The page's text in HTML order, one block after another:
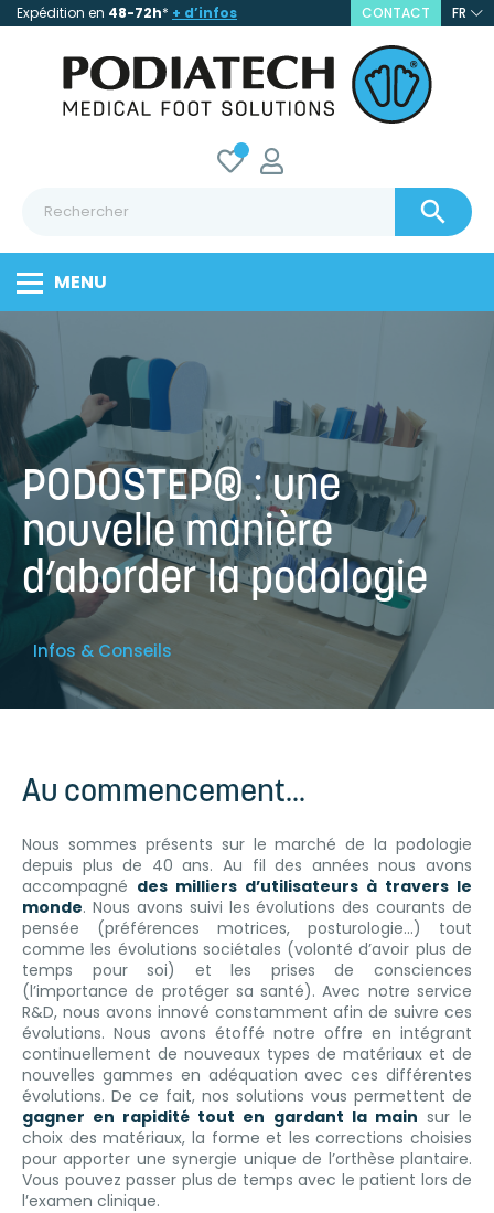
Expédition en 48-72h* + d’infos CONTACT FR

MENU
PODOSTEP® : une
nouvelle manière
d’aborder la podologie
Infos & Conseils
Au commencement...
Nous sommes présents sur le marché de la podologie
depuis plus de 40 ans. Au fil des années nous avons
accompagné des milliers d’utilisateurs à travers le
monde. Nous avons suivi les évolutions des courants de
pensée (préférences motrices, posturologie...) tout
comme les évolutions sociétales (volonté d’avoir plus de
temps pour soi) et les prises de consciences
(l’importance de protéger sa santé). Avec notre service
R&D, nous avons innové constamment afin de suivre ces
évolutions. Nous avons étoffé notre offre en intégrant
continuellement de nouveaux types de matériaux et de
nouvelles gammes en adéquation avec ces différentes
évolutions. De ce fait, nos solutions vous permettent de
gagner en rapidité tout en gardant la main sur le
choix des matériaux, la forme et les corrections choisies
pour apporter une synergie unique de l’orthèse plantaire.
Vous pouvez passer plus de temps avec le patient lors de
l’examen clinique.